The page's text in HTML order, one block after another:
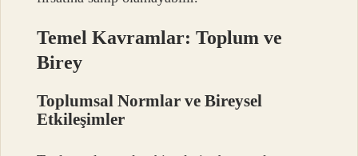
Temel Kavramlar: Toplum ve
Birey
Toplumsal Normlar ve Bireysel
Etkileşimler